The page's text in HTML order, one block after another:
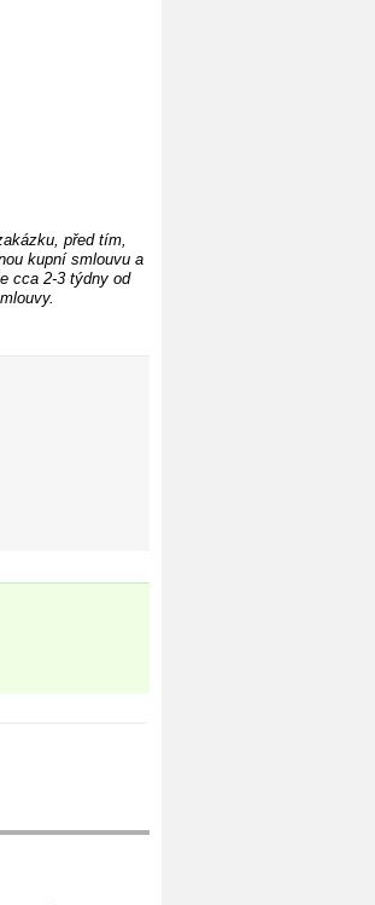
před tím,
kupní smlouvu a
cca 2-3 týdny od